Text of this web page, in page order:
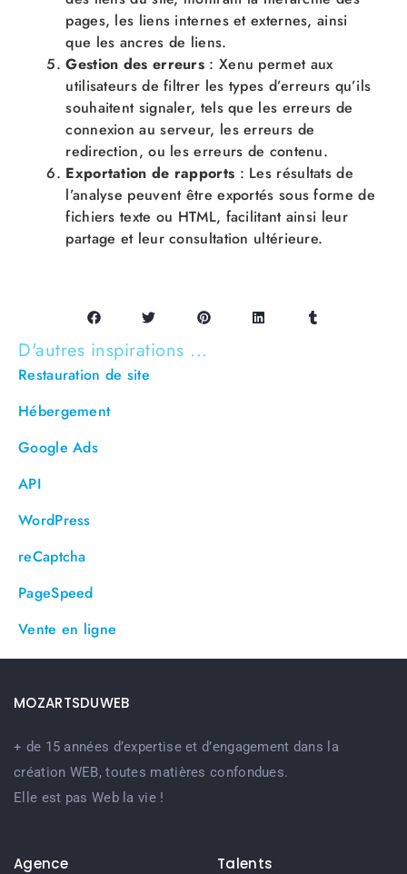
pages, les liens internes et externes, ainsi
que les ancres de liens.
Gestion des erreurs : Xenu permet aux
utilisateurs de filtrer les types d’erreurs qu’ils
souhaitent signaler, tels que les erreurs de
connexion au serveur, les erreurs de
redirection, ou les erreurs de contenu.
Exportation de rapports : Les résultats de
l’analyse peuvent être exportés sous forme de
fichiers texte ou HTML, facilitant ainsi leur
partage et leur consultation ultérieure.
D'autres inspirations ...
Restauration de site
Hébergement
Google Ads
API
WordPress
reCaptcha
PageSpeed
Vente en ligne
MOZARTSDUWEB
+ de 15 années d’expertise et d’engagement dans la
création WEB, toutes matières confondues.
Elle est pas Web la vie !
Agence Talents